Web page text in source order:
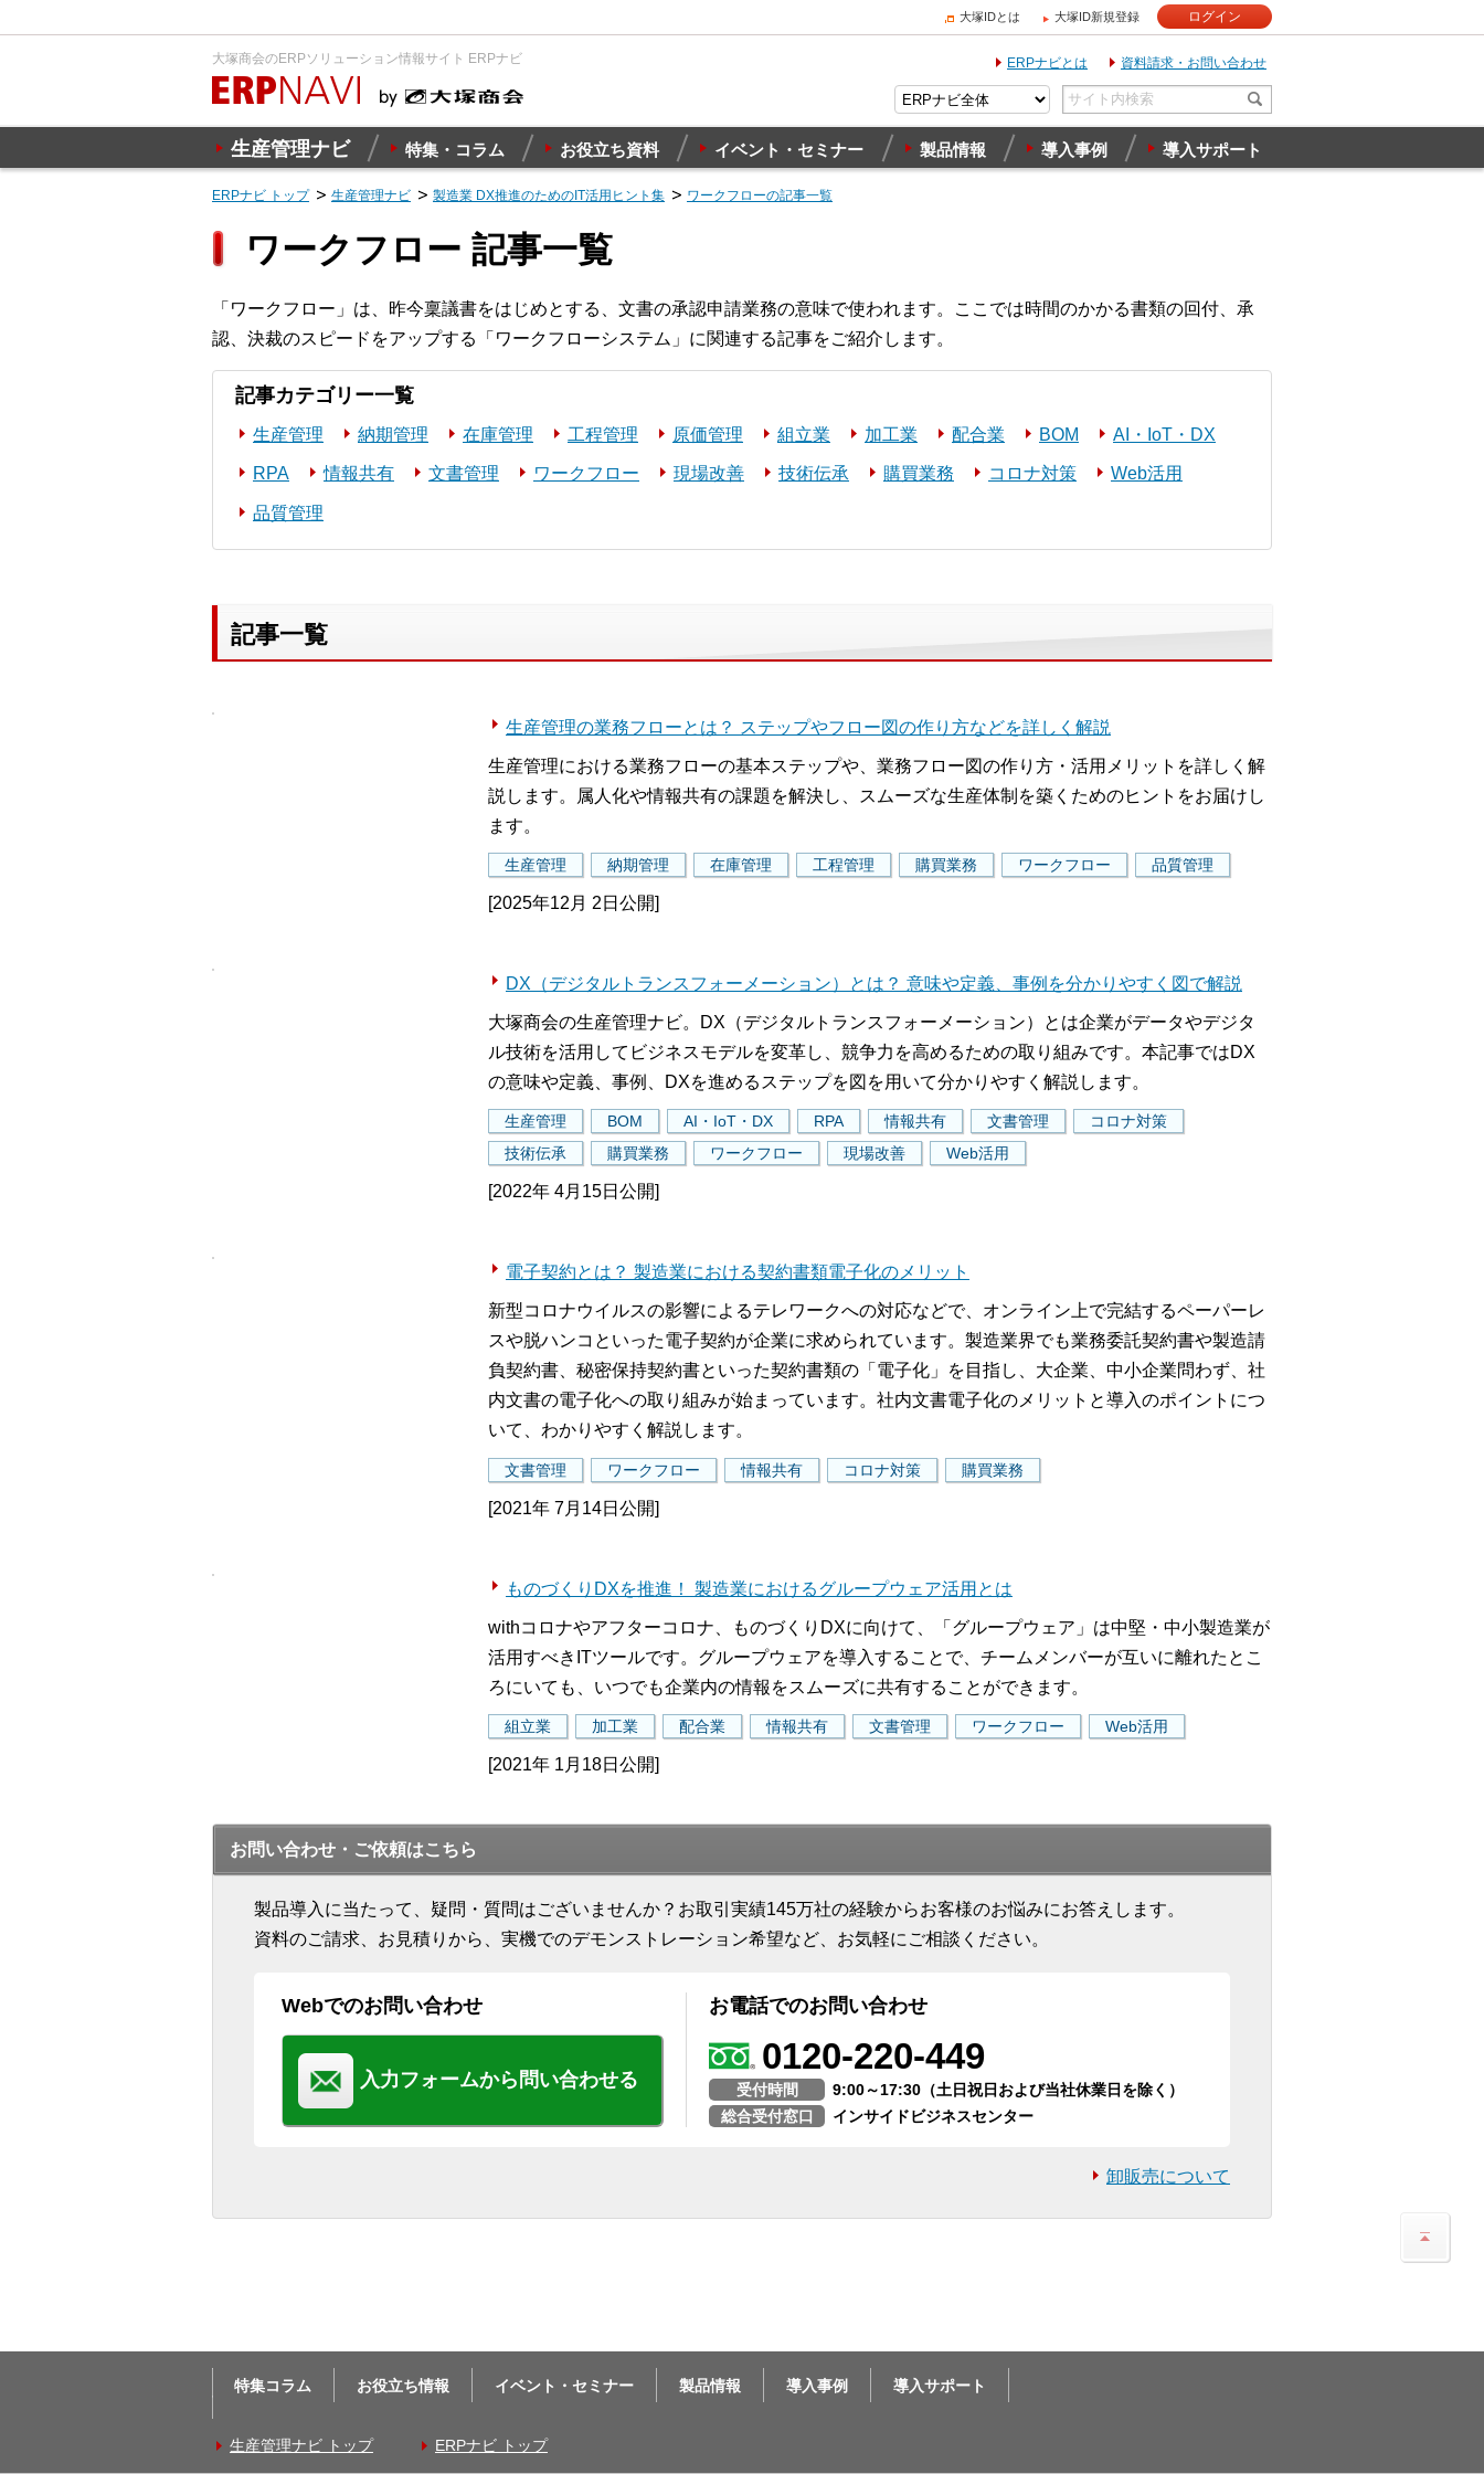
大塚IDとは 大塚ID新規登録 ログイン
大塚商会のERPソリューション情報サイト ERPナビ ERPナビとは 資料請求・お問い合わせ
生産管理ナビ 特集・コラム お役立ち資料 イベント・セミナー 製品情報 導入事例 導入サポート
ERPナビ トップ 生産管理ナビ 製造業 DX推進のためのIT活用ヒント集 ワークフローの記事一覧
ワークフロー 記事一覧
「ワークフロー」は、昨今稟議書をはじめとする、文書の承認申請業務の意味で使われます。ここでは時間のかかる書類の回付、承
認、決裁のスピードをアップする「ワークフローシステム」に関連する記事をご紹介します。
記事カテゴリー一覧
生産管理 納期管理 在庫管理 工程管理 原価管理 組立業 加工業 配合業 BOM AI・IoT・DX
RPA 情報共有 文書管理 ワークフロー 現場改善 技術伝承 購買業務 コロナ対策 Web活用
品質管理
記事一覧
生産管理の業務フローとは？ ステップやフロー図の作り方などを詳しく解説
生産管理における業務フローの基本ステップや、業務フロー図の作り方・活用メリットを詳しく解
説します。属人化や情報共有の課題を解決し、スムーズな生産体制を築くためのヒントをお届けし
ます。
生産管理 納期管理 在庫管理 工程管理 購買業務 ワークフロー 品質管理
[2025年12月 2日公開]
DX（デジタルトランスフォーメーション）とは？ 意味や定義、事例を分かりやすく図で解説
大塚商会の生産管理ナビ。DX（デジタルトランスフォーメーション）とは企業がデータやデジタ
ル技術を活用してビジネスモデルを変革し、競争力を高めるための取り組みです。本記事ではDX
の意味や定義、事例、DXを進めるステップを図を用いて分かりやすく解説します。
生産管理 BOM AI・IoT・DX RPA 情報共有 文書管理
コロナ対策
技術伝承
購買業務 ワークフロー 現場改善 Web活用
[2022年 4月15日公開]
電子契約とは？ 製造業における契約書類電子化のメリット
新型コロナウイルスの影響によるテレワークへの対応などで、オンライン上で完結するペーパーレ
スや脱ハンコといった電子契約が企業に求められています。製造業界でも業務委託契約書や製造請
負契約書、秘密保持契約書といった契約書類の「電子化」を目指し、大企業、中小企業問わず、社
内文書の電子化への取り組みが始まっています。社内文書電子化のメリットと導入のポイントにつ
いて、わかりやすく解説します。
文書管理 ワークフロー 情報共有 コロナ対策 購買業務
[2021年 7月14日公開]
ものづくりDXを推進！ 製造業におけるグループウェア活用とは
withコロナやアフターコロナ、ものづくりDXに向けて、「グループウェア」は中堅・中小製造業が
活用すべきITツールです。グループウェアを導入することで、チームメンバーが互いに離れたとこ
ろにいても、いつでも企業内の情報をスムーズに共有することができます。
組立業 加工業 配合業 情報共有 文書管理 ワークフロー Web活用
[2021年 1月18日公開]
お問い合わせ・ご依頼はこちら
製品導入に当たって、疑問・質問はございませんか？お取引実績145万社の経験からお客様のお悩みにお答えします。
資料のご請求、お見積りから、実機でのデモンストレーション希望など、お気軽にご相談ください。
Webでのお問い合わせ
入力フォームから問い合わせる
お電話でのお問い合わせ
0120-220-449
受付時間
9:00～17:30（土日祝日および当社休業日を除く）
総合受付窓口
インサイドビジネスセンター
卸販売について
特集コラム お役立ち情報 イベント・セミナー 製品情報 導入事例 導入サポート
生産管理ナビ トップ ERPナビ トップ